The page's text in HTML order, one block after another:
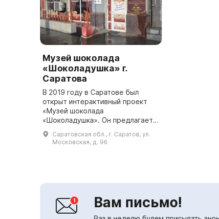
Музей шоколада
«Шоколадушка» г.
Саратова
В 2019 году в Саратове был
открыт интерактивный проект
«Музей шоколада
«Шоколадушка». Он предлагает
погрузиться в историю
шоколада, узнать о русских
традициях и пройти мастер-
Саратовская обл., г. Саратов, ул.
Московская, д. 96
Вам письмо!